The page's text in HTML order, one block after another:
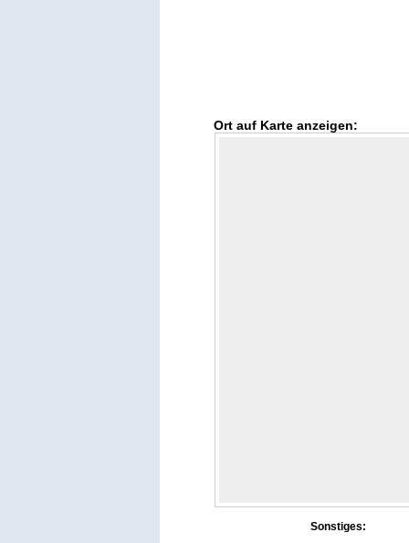
Ort auf Karte anzeigen:
Sonstiges: